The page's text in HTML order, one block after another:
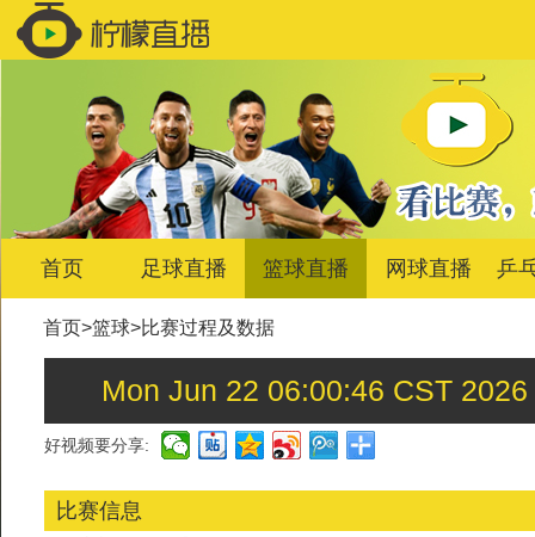
首页 足球直播 篮球直播 网球直播 乒
首页>篮球>比赛过程及数据
Mon Jun 22 06:00:46 CST
好视频要分享:
比赛信息